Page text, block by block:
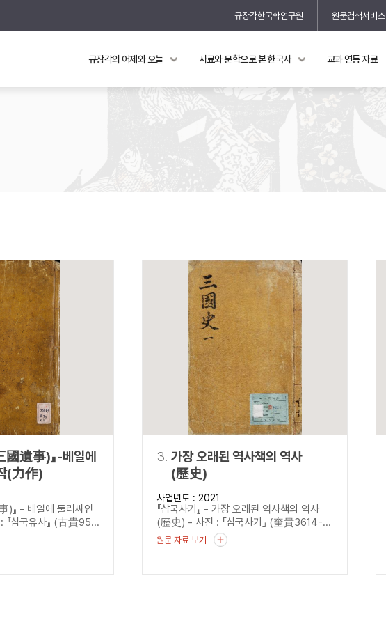
규장각한국학연구원 원문검색서비스
연동 자료 의궤와 지리지 도록
포함된 자료를 검
함된 자료를 검색
이 나오지 않는 자
규장각의 어제와 오늘 사료와 문학으로 본 한국사 교과 연동 자료
國遺事)』-베일에
(力作)
)』 - 베일에 둘러싸인
삼국유사』 (古貴95...
3. 가장 오래된 역사책의 역사
(歷史)
사업년도 : 2021
『삼국사기』 - 가장 오래된 역사책의 역사
(歷史) - 사진 : 『삼국사기』 (奎貴3614-...
원문 자료 보기